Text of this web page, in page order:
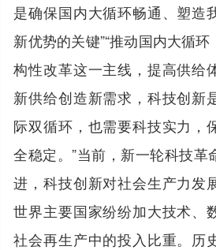
是确保国内大循环畅通、塑造
新优势的关键”“推动国内大循
构性改革这一主线，提高供给
新供给创造新需求，科技创新
际双循环，也需要科技实力，
全稳定。”当前，新一轮科技革
进，科技创新对社会生产力发
世界主要国家纷纷加大技术、
社会再生产中的投入比重。历